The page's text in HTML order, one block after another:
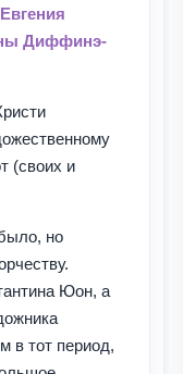
Диффинэ-
(своих и
но
Юон, а
в тот период,